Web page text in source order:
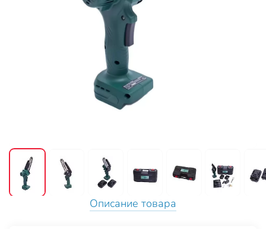
Описание товара